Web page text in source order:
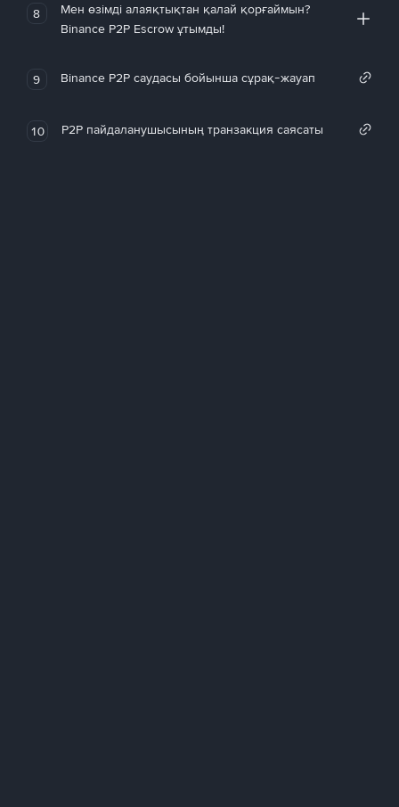
8
Мен өзімді алаяқтықтан қалай қорғаймын?
Binance P2P Escrow ұтымды!
9 Binance P2P саудасы бойынша сұрақ-жауап
10 P2P пайдаланушысының транзакция саясаты